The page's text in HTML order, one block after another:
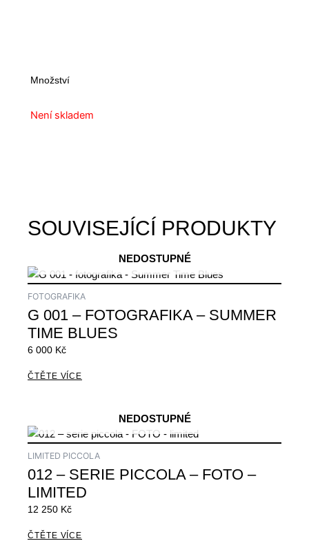
Množství
Není skladem
SOUVISEJÍCÍ PRODUKTY
NEDOSTUPNÉ
FOTOGRAFIKA
G 001 – FOTOGRAFIKA – SUMMER
TIME BLUES
6 000 Kč
ČTĚTE VÍCE
NEDOSTUPNÉ
LIMITED PICCOLA
012 – SERIE PICCOLA – FOTO –
LIMITED
12 250 Kč
ČTĚTE VÍCE